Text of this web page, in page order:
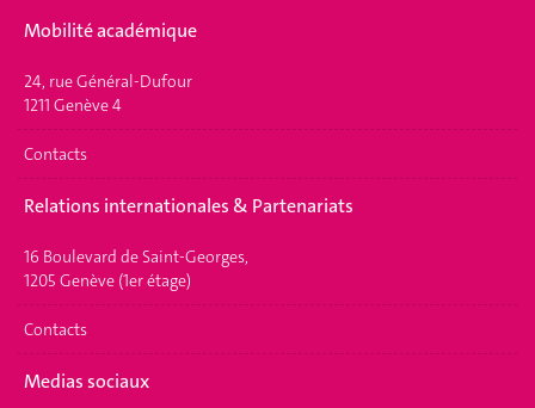
Mobilité académique
24, rue Général-Dufour
1211 Genève 4
Contacts
Relations internationales & Partenariats
16 Boulevard de Saint-Georges,
1205 Genève (1er étage)
Contacts
Medias sociaux